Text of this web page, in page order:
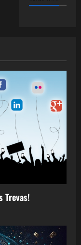
Trevas!